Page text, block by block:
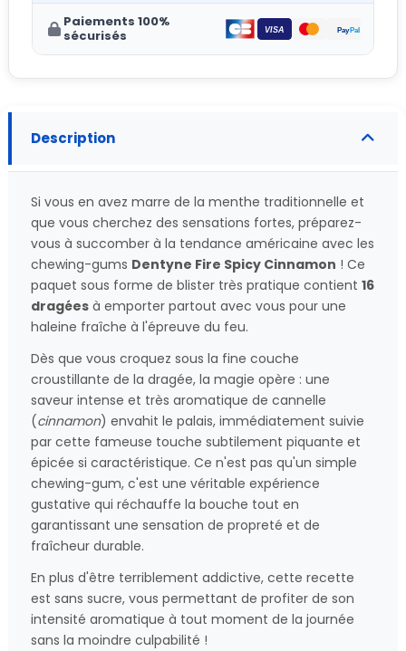
Paiements 100%
sécurisés
Description
Si vous en avez marre de la menthe traditionnelle et
que vous cherchez des sensations fortes, préparez-
vous à succomber à la tendance américaine avec les
chewing-gums Dentyne Fire Spicy Cinnamon ! Ce
paquet sous forme de blister très pratique contient 16
dragées à emporter partout avec vous pour une
haleine fraîche à l'épreuve du feu.
Dès que vous croquez sous la fine couche
croustillante de la dragée, la magie opère : une
saveur intense et très aromatique de cannelle
(cinnamon) envahit le palais, immédiatement suivie
par cette fameuse touche subtilement piquante et
épicée si caractéristique. Ce n'est pas qu'un simple
chewing-gum, c'est une véritable expérience
gustative qui réchauffe la bouche tout en
garantissant une sensation de propreté et de
fraîcheur durable.
En plus d'être terriblement addictive, cette recette
est sans sucre, vous permettant de profiter de son
intensité aromatique à tout moment de la journée
sans la moindre culpabilité !